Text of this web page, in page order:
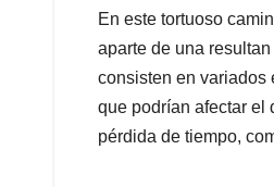
A
p
p
o
o
k
d
I
n
En este tortuoso
aparte de una
consisten en variados
que podrían afectar el
pérdida de tiempo,